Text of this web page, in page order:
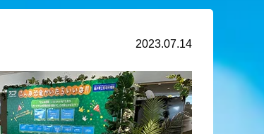
2023.07.14